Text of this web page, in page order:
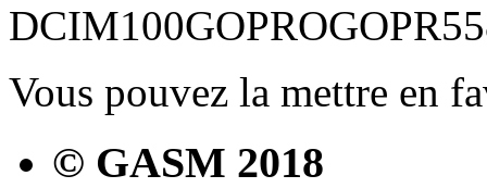
Vous pouvez la mettre en
© GASM 2018